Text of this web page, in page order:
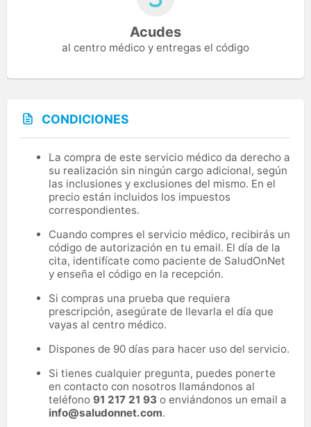
Acudes
al centro médico y entregas el código
CONDICIONES
La compra de este servicio médico da derecho a
su realización sin ningún cargo adicional, según
las inclusiones y exclusiones del mismo. En el
precio están incluidos los impuestos
correspondientes.
Cuando compres el servicio médico, recibirás un
código de autorización en tu email. El día de la
cita, identifícate como paciente de SaludOnNet
y enseña el código en la recepción.
Si compras una prueba que requiera
prescripción, asegúrate de llevarla el día que
vayas al centro médico.
Dispones de 90 días para hacer uso del servicio.
Si tienes cualquier pregunta, puedes ponerte
en contacto con nosotros llamándonos al
teléfono 91 217 21 93 o enviándonos un email a
info@saludonnet.com.